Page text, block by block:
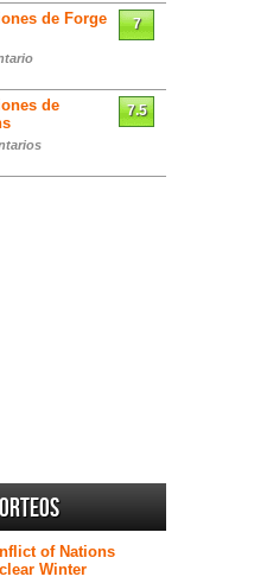
de Forge
7
de
7.5
of Nations
Winter